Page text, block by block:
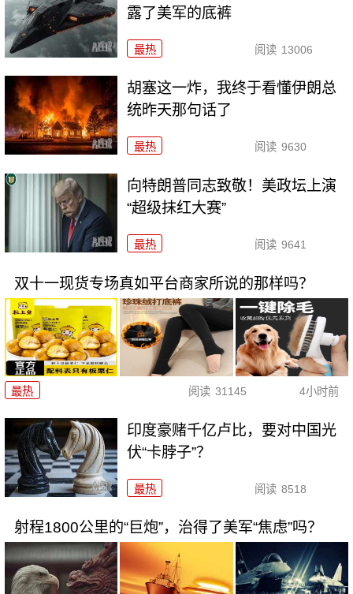
露了美军的底裤
最热 阅读 13006
胡塞这一炸，我终于看懂伊朗总
统昨天那句话了
最热 阅读 9630
向特朗普同志致敬！美政坛上演
“超级抹红大赛”
最热 阅读 9641
双十一现货专场真如平台商家所说的那样吗？
最热 阅读 31145 4小时前
印度豪赌千亿卢比，要对中国光
伏“卡脖子”？
最热 阅读 8518
射程1800公里的“巨炮”，治得了美军“焦虑”吗？